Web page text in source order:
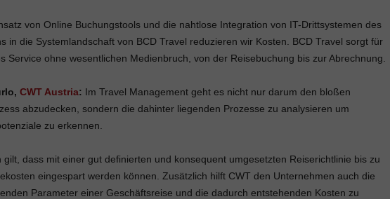
von Online Buchungstools und die nahtlose Integration von IT-Drittsystemen des
in die Systemlandschaft von BCD Travel reduzieren wir Kosten. BCD Travel sorgt für
Service ohne wesentlichen Medienbruch, von der Reisebuchung bis zur Abrechnung.
CWT Austria: Im Travel Management geht es nicht nur darum den bloßen
abzudecken, sondern die dahinter liegenden Prozesse zu analysieren um
zu erkennen.
gilt, dass mit einer gut definierten und konsequent umgesetzten Reiserichtlinie bis zu
eingespart werden können. Zusätzlich hilft CWT den Unternehmen auch die
Parameter einer Geschäftsreise und die dadurch entstehenden Kosten zu